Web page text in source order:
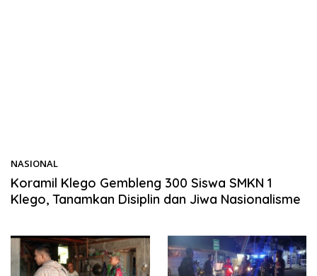
NASIONAL
Koramil Klego Gembleng 300 Siswa SMKN 1
Klego, Tanamkan Disiplin dan Jiwa Nasionalisme